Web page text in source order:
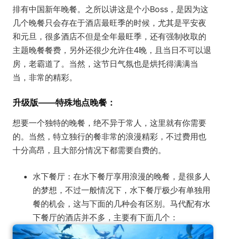
排有中国新年晚餐。之所以讲这是个小Boss，是因为这
几个晚餐只会存在于酒店最旺季的时候，尤其是平安夜
和元旦，很多酒店不但是全年最旺季，还有强制收取的
主题晚餐餐费，另外还很少允许住4晚，且当日不可以退
房，老霸道了。当然，这节日气氛也是烘托得满满当
当，非常的精彩。
升级版——特殊地点晚餐：
想要一个独特的晚餐，绝不异于常人，这里就有你需要
的。当然，特立独行的餐非常的浪漫精彩，不过费用也
十分高昂，且大部分情况下都需要自费的。
水下餐厅：在水下餐厅享用浪漫的晚餐，是很多人
的梦想，不过一般情况下，水下餐厅极少有单独用
餐的机会，这与下面的几种会有区别。马代配有水
下餐厅的酒店并不多，主要有下面几个：